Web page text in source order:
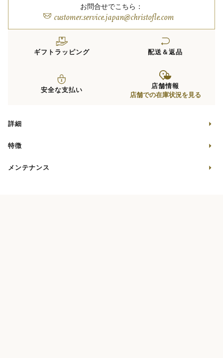
お問合せでこちら：
customer.service.japan@christofle.com
ギフトラッピング 配送＆返品
安全な支払い 店舗情報
店舗での在庫状況を見る
詳細
特徴
メンテナンス